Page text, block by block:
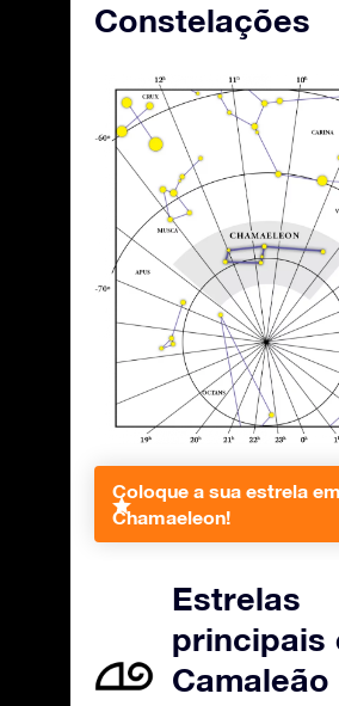
Constelações
Coloque a sua estrela em
Chamaeleon!
Estrelas
principais
Camaleão